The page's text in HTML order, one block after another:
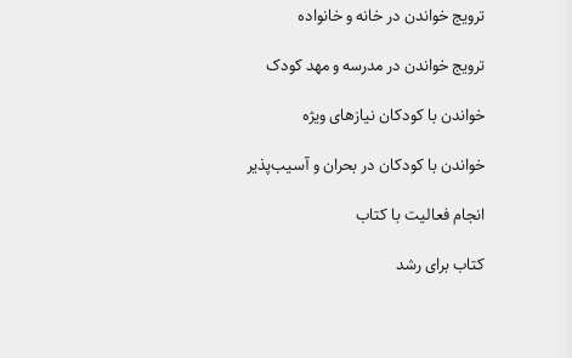
ترویج خواندن در خانه و خانواده
ترویج خواندن در مدرسه و مهد کودک
خواندن با کودکان نیازهای ویژه
خواندن با کودکان در بحران و آسیب‌پذیر
انجام فعالیت با کتاب
کتاب برای رشد